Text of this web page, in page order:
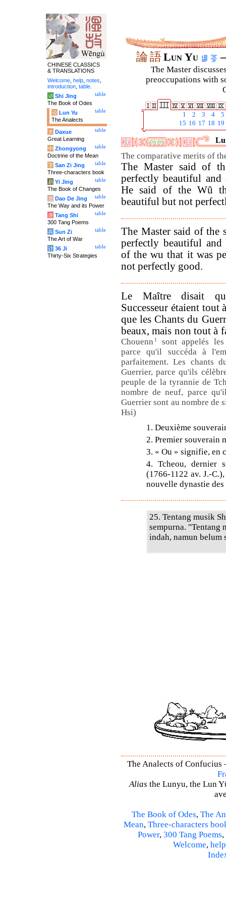
論語Lun Yu
The Master
preoccupations with
1 2 3 4
5
15 16 17 18 19
The comparative merits of
The Master said of
perfectly beautiful and
He said of the Wû
beautiful but not
The Master said of the
perfectly beautiful
of the wu that it was
not perfectly good.
Le Maître disait
Successeur étaient tout
que les Chants du
beaux, mais non tout à
Chouenn 1
sont appelés
parce qu'il succéda à
parfaitement. Les chants
Guerrier, parce qu'ils
peuple de la tyrannie de
nombre de neuf, parce
Guerrier sont au nombre de
Hsi)
1. Deuxième
2. Premier souverain
3. « Ou » signifie, en
4. Tcheou, dernier
(1766-1122 av. J.-
nouvelle dynastie
25. Tentang musik
sempurna. "Tentang
indah, namun belum
The Analects of Confucius
Alias the Lunyu, the Lun
The Book of Odes, The
Mean, Three-characters
Power, 300 Tang Poems,
Welcome, help
CHINESE CLASSICS
& TRANSLATIONS
Welcome help notes
introduction table
table
诗 Shi Jing
The Book of Odes
table
论 Lun Yu
The Analects
table
大 Daxue
Great Learning
table
中 Zhongyong
Doctrine of the Mean
table
字 San Zi Jing
Three-characters book
table
易 Yi Jing
The Book of Changes
table
道 Dao De Jing
The Way and its Power
table
唐 Tang Shi
300 Tang Poems
table
兵 Sun Zi
The Art of War
table
计 36 Ji
Thirty-Six Strategies